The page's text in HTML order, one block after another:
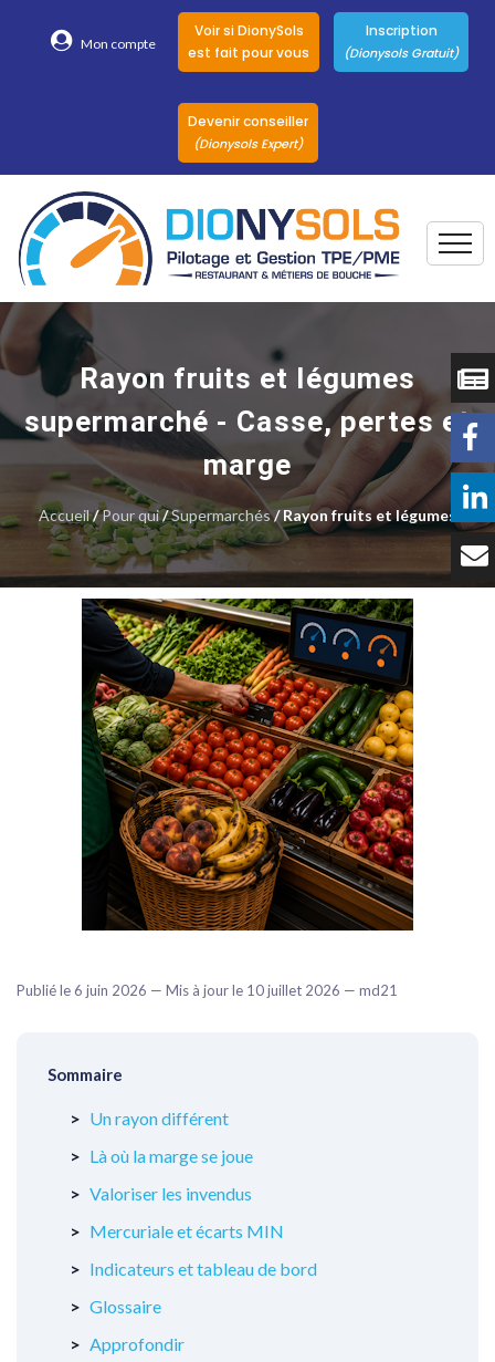
Mon compte
Voir si DionySols
est fait pour vous
Inscription
(Dionysols Gratuit)
Devenir conseiller
(Dionysols Expert)
Nos conseillers
DionySols
Nos versions
Nos autres
Solutions
Témoignages
Tarifs
Contact
Rayon fruits et légumes
supermarché - Casse, pertes et
marge
Accueil/Pour qui/Supermarchés/ Rayon fruits et légumes
Publié le 6 juin 2026 — Mis à jour le 10 juillet 2026 — md21
Sommaire
Un rayon différent
Là où la marge se joue
Valoriser les invendus
Mercuriale et écarts MIN
Indicateurs et tableau de bord
Glossaire
Approfondir